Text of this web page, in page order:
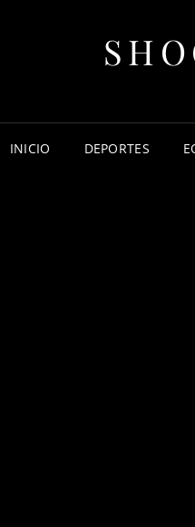
INICIO DEPORTES